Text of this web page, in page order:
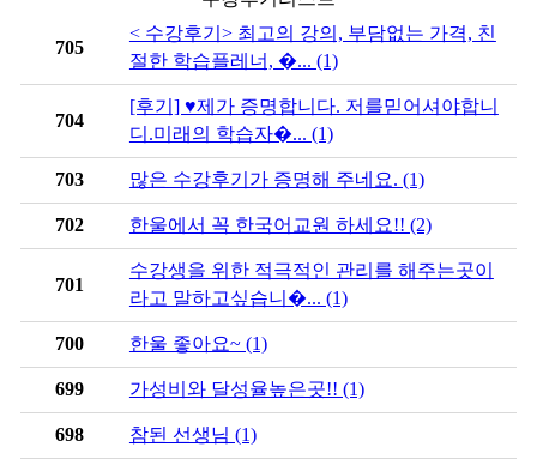
705
< 수강후기> 최고의 강의, 부담없는 가격, 친
절한 학습플레너, �... (1)
704
[후기] ♥제가 증명합니다. 저를믿어셔야합니
디.미래의 학습자�... (1)
703 많은 수강후기가 증명해 주네요. (1)
702 한울에서 꼭 한국어교원 하세요!! (2)
701
수강생을 위한 적극적인 관리를 해주는곳이
라고 말하고싶습니�... (1)
700 한울 좋아요~ (1)
699 가성비와 달성율높은곳!! (1)
698 참된 선생님 (1)